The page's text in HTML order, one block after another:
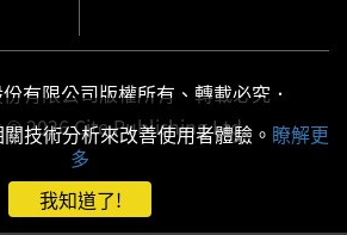
有限公司版權所有、轉載必究．
2026 Cite Publishing Ltd.
技術分析來改善使用者體驗。 瞭解更
多
我知道了!